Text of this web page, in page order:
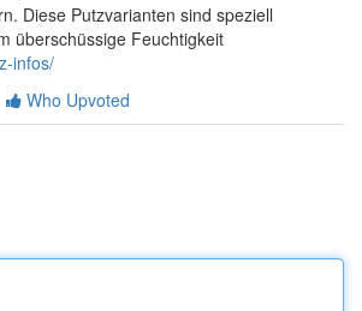
Diese Putzvarianten sind speziell
überschüssige Feuchtigkeit
infos/
Who Upvoted